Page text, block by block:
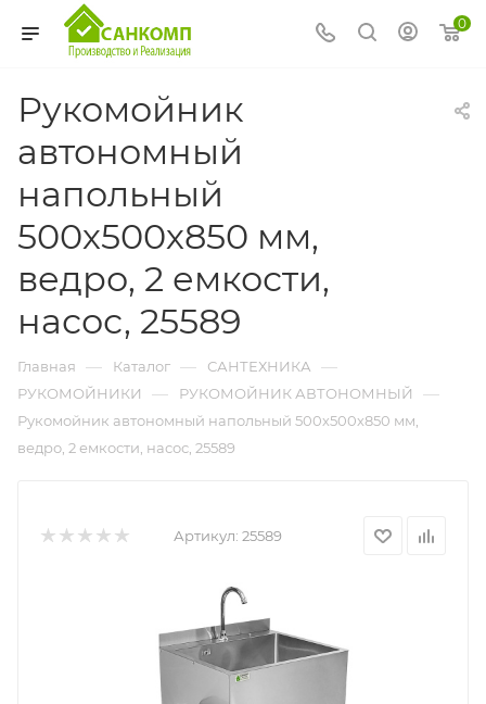
0
Рукомойник
автономный
напольный
500х500х850 мм,
ведро, 2 емкости,
насос, 25589
Главная — Каталог — САНТЕХНИКА —
РУКОМОЙНИКИ — РУКОМОЙНИК АВТОНОМНЫЙ —
Рукомойник автономный напольный 500х500х850 мм,
ведро, 2 емкости, насос, 25589
Артикул: 25589